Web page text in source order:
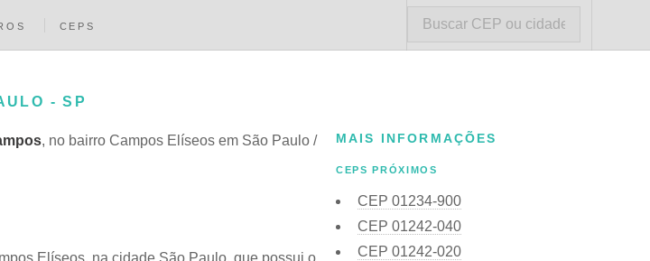
CEPS
- SP
, no bairro Campos Elíseos em São Paulo /
Elíseos, na cidade São Paulo, que possui o
MAIS INFORMAÇÕES
CEPS PRÓXIMOS
CEP 01234-900
CEP 01242-040
CEP 01242-020